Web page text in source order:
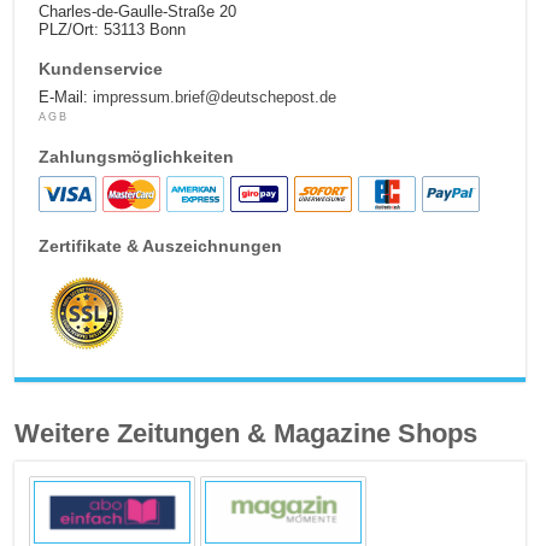
Charles-de-Gaulle-Straße 20
PLZ/Ort: 53113 Bonn
Kundenservice
E-Mail:impressum.brief@deutschepost.de
AGB
Zahlungsmöglichkeiten
Zertifikate & Auszeichnungen
Weitere Zeitungen & Magazine Shops